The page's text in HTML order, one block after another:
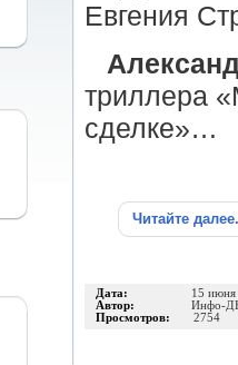
Евгения
триллера
сделке»…
Читайте
Дата: 15 июня
Автор: Инфо-
Просмотров: 2754